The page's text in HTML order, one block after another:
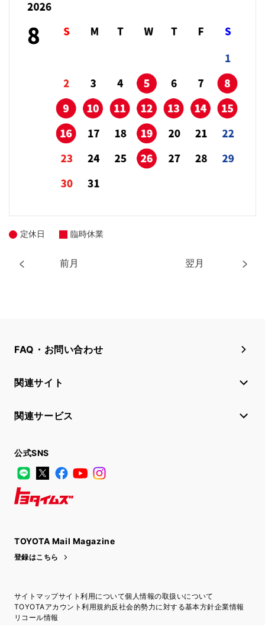
前月 翌月
定休日 臨時休業
FAQ・お問い合わせ
関連サイト
関連サービス
公式SNS
LINE
X FacebookYouTube
TOYOTA Mail Magazine
登録はこちら
サイトマップサイト利用について個人情報の取扱いについて
TOYOTAアカウント利用規約反社会的勢力に対する基本方針企業情報
リコール情報